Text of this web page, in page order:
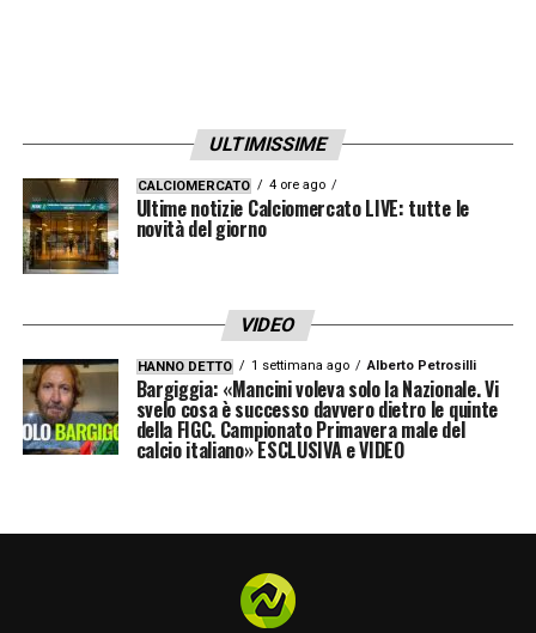
63′, invece, la chiamata è puramente tecnica:
giusto il fuorigioco di Mohamed Salah
scattato con un attimo di anticipo oltre la
linea difensiva avversaria.
Tempi supplementari: sale
l’agonismo, scatta l’unico giallo
Con l’inizio dei supplementari la stanchezza
aumenta e i falli diventano più ruvidi. Al 91′ e
Trezeguet e Rami Rabia per due interventi in
netto eccesso di foga.
ULTIMISSIME
CALCIOMERCATO 4 ore ago
Ultime notizie Calciomercato LIVE: tutte le
novità del giorno
VIDEO
HANNO DETTO 1 settimana ago Alberto Petrosilli
Bargiggia: «Mancini voleva solo la Nazionale. Vi
svelo cosa è successo davvero dietro le quinte
della FIGC. Campionato Primavera male del
calcio italiano» ESCLUSIVA e VIDEO